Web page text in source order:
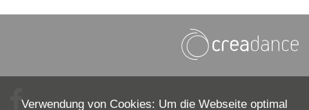
Verwendung von Cookies: Um die Webseite optimal